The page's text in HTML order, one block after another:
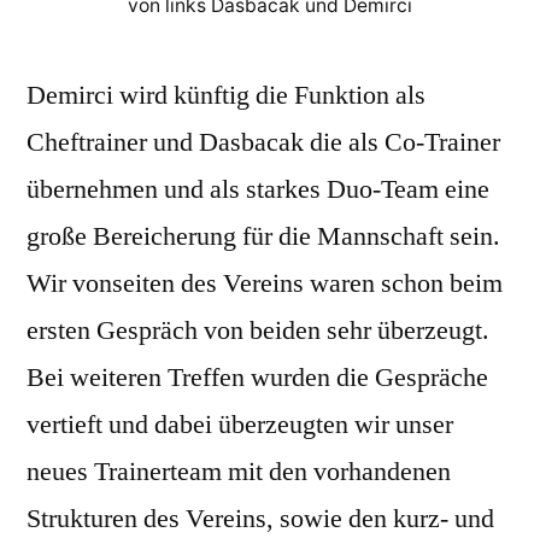
von links Dasbacak und Demirci
Demirci wird künftig die Funktion als
Cheftrainer und Dasbacak die als Co-Trainer
übernehmen und als starkes Duo-Team eine
große Bereicherung für die Mannschaft sein.
Wir vonseiten des Vereins waren schon beim
ersten Gespräch von beiden sehr überzeugt.
Bei weiteren Treffen wurden die Gespräche
vertieft und dabei überzeugten wir unser
neues Trainerteam mit den vorhandenen
Strukturen des Vereins, sowie den kurz- und